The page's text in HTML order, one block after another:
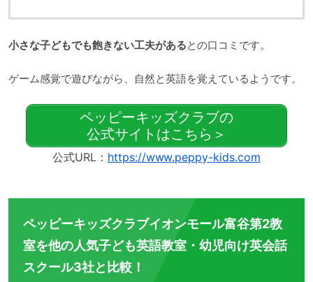
小さな子どもでも飽きない工夫があるとの口コミです。
ゲーム感覚で遊びながら、自然と英語を覚えているようです。
ペッピーキッズクラブの
公式サイトはこちら＞
公式URL： https://www.peppy-kids.com
ペッピーキッズクラブイオンモール富谷第2教
室を他の人気子ども英語教室・幼児向け英会話
スクール3社と比較！